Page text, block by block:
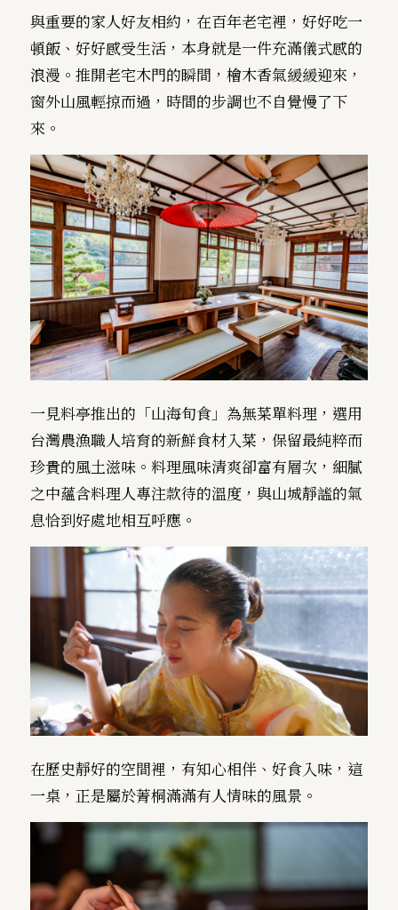
與重要的家人好友相約，在百年老宅裡，好好吃一
頓飯、好好感受生活，本身就是一件充滿儀式感的
浪漫。推開老宅木門的瞬間，檜木香氣緩緩迎來，
窗外山風輕掠而過，時間的步調也不自覺慢了下
來。
一見料亭推出的「山海旬食」為無菜單料理，選用
台灣農漁職人培育的新鮮食材入菜，保留最純粹而
珍貴的風土滋味。料理風味清爽卻富有層次，細膩
之中蘊含料理人專注款待的溫度，與山城靜謐的氣
息恰到好處地相互呼應。
在歷史靜好的空間裡，有知心相伴、好食入味，這
一桌，正是屬於菁桐滿滿有人情味的風景。